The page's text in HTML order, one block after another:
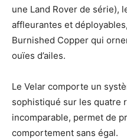
une Land Rover de série),
affleurantes et
Burnished Copper qui
ouïes d’ailes.
Le Velar comporte un
sophistiqué sur les quatre
incomparable, permet de
comportement sans égal.